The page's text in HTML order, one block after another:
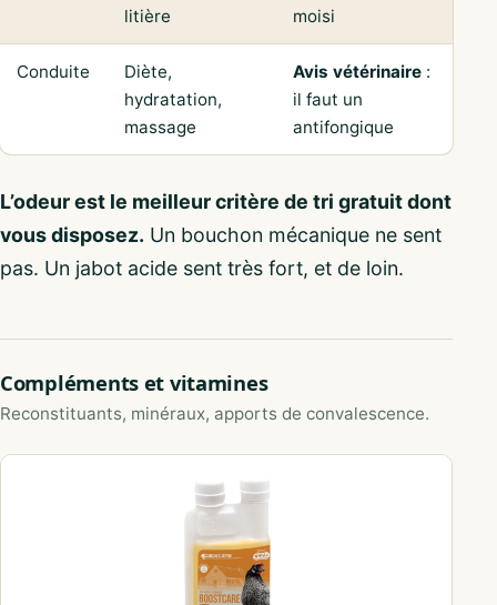
litière
moisi
Conduite
Diète,
hydratation,
massage
Avis vétérinaire :
il faut un
antifongique
L’odeur est le meilleur critère de tri gratuit dont
vous disposez. Un bouchon mécanique ne sent
pas. Un jabot acide sent très fort, et de loin.
Compléments et vitamines
Reconstituants, minéraux, apports de convalescence.